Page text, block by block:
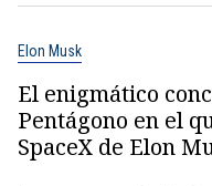
Elon Musk
El enigmático
Pentágono en el
SpaceX de Elon